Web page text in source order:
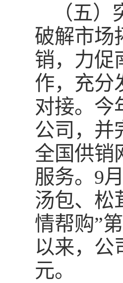
（五
破解市场
销，力促
作，充分
对接。今
公司，并
全国供销
服务。9
汤包、松
情帮购”
以来，公
元。